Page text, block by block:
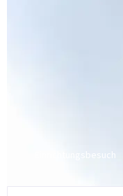
Einrichtungsbesuch